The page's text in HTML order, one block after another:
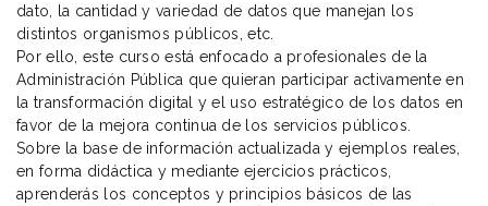
dato, la cantidad y variedad de datos que manejan los
distintos organismos públicos, etc.
Por ello, este curso está enfocado a profesionales de la
Administración Pública que quieran participar activamente en
la transformación digital y el uso estratégico de los datos en
favor de la mejora continua de los servicios públicos.
Sobre la base de información actualizada y ejemplos reales,
en forma didáctica y mediante ejercicios prácticos,
aprenderás los conceptos y principios básicos de las